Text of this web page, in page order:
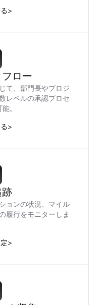
>
ロー
て、部門長やプロジ
レベルの承認プロセ
。
>
ョンの状況、マイル
履行をモニターしま
>